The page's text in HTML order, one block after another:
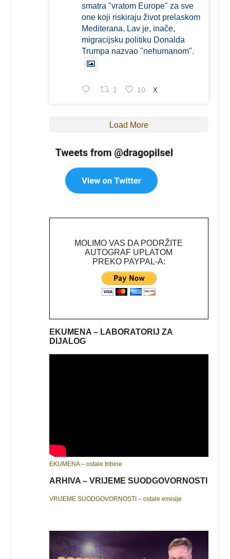
smatra "vratom Europe" za sve
one koji riskiraju život prelaskom
Mediterana. Lav je, inače,
migracijsku politiku Donalda
Trumpa nazvao "nehumanom".
1 10 X
Load More
MOLIMO VAS DA PODRŽITE
AUTOGRAF UPLATOM
PREKO PAYPAL-A:
EKUMENA – LABORATORIJ ZA
DIJALOG
EKUMENA – ostale tribine
ARHIVA – VRIJEME SUODGOVORNOSTI
VRIJEME SUODGOVORNOSTI – ostale emisije